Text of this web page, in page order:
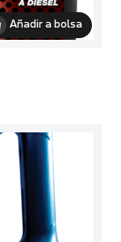
Añadir a bolsa